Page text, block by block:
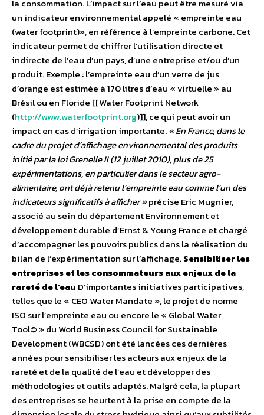
la consommation. L’impact sur l’eau peut être mesuré via
un indicateur environnemental appelé « empreinte eau
(water footprint)», en référence à l’empreinte carbone. Cet
indicateur permet de chiffrer l’utilisation directe et
indirecte de l’eau d’un pays, d’une entreprise et/ou d’un
produit. Exemple : l’empreinte eau d’un verre de jus
d’orange est estimée à 170 litres d’eau « virtuelle » au
Brésil ou en Floride [[Water Footprint Network
(http://www.waterfootprint.org)]], ce qui peut avoir un
impact en cas d’irrigation importante.« En France, dans le
cadre du projet d’affichage environnemental des produits
initié par la loi Grenelle II (12 juillet 2010), plus de 25
expérimentations, en particulier dans le secteur agro-
alimentaire, ont déjà retenu l’empreinte eau comme l’un des
indicateurs significatifs à afficher »précise Eric Mugnier,
associé au sein du département Environnement et
développement durable d’Ernst & Young France et chargé
d’accompagner les pouvoirs publics dans la réalisation du
bilan de l’expérimentation sur l’affichage.Sensibiliser les
entreprises et les consommateurs aux enjeux de la
rareté de l’eau D’importantes initiatives participatives,
telles que le « CEO Water Mandate », le projet de norme
ISO sur l’empreinte eau ou encore le « Global Water
Tool© » du World Business Council for Sustainable
Development (WBCSD) ont été lancées ces dernières
années pour sensibiliser les acteurs aux enjeux de la
rareté et de la qualité de l’eau et développer des
méthodologies et outils adaptés. Malgré cela, la plupart
des entreprises se heurtent à la prise en compte de la